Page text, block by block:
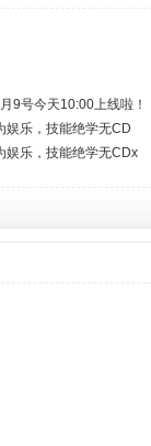
9号今天10:00上线啦！
娱乐，技能绝学无CD
娱乐，技能绝学无CDx